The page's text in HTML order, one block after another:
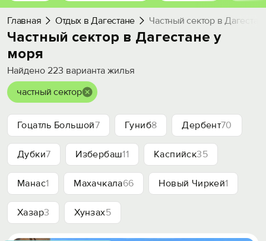
Добавить свой объект
Главная Отдых в Дагестане Частный сектор в
Частный сектор в Дагестане у
моря
Найдено 223 варианта жилья
частный сектор
Гоцатль Большой7 Гуниб8 Дербент70
Дубки7 Избербаш11 Каспийск35
Манас1 Махачкала66 Новый Чиркей1
Хазар3 Хунзах5